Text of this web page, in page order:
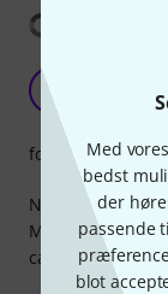
Med
bedst
der
passende
blot
A
Needed one of
Marshal 1960 AV
castors.
forarbejdning